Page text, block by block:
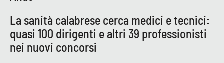
La sanità calabrese cerca medici e tecnici:
quasi 100 dirigenti e altri 39 professionisti
nei nuovi concorsi